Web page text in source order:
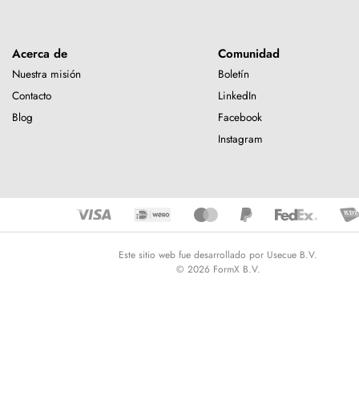
Acerca de
Nuestra misión
Contacto
Blog
Comunidad
Boletín
LinkedIn
Facebook
Instagram
Este sitio web fue desarrollado por Usecue B.V.
© 2026 FormX B.V.